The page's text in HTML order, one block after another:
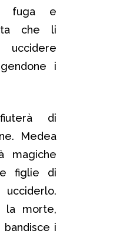
fuga e
che li
i
di
Medea
magiche
figlie di
la morte,
i